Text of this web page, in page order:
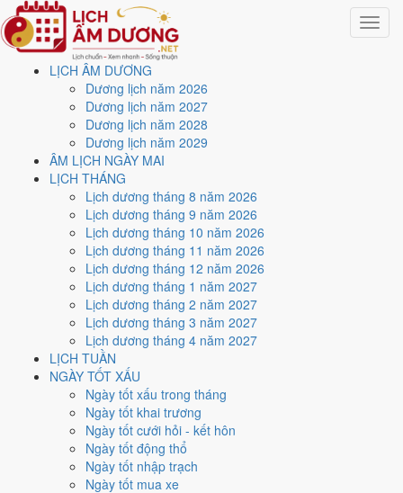
Toggle
LỊCH ÂM DƯƠNG
Dương lịch năm 2026
Dương lịch năm 2027
Dương lịch năm 2028
Dương lịch năm 2029
ÂM LỊCH NGÀY MAI
LỊCH THÁNG
Lịch dương tháng 8 năm 2026
Lịch dương tháng 9 năm 2026
Lịch dương tháng 10 năm 2026
Lịch dương tháng 11 năm 2026
Lịch dương tháng 12 năm 2026
Lịch dương tháng 1 năm 2027
Lịch dương tháng 2 năm 2027
Lịch dương tháng 3 năm 2027
Lịch dương tháng 4 năm 2027
LỊCH TUẦN
NGÀY TỐT XẤU
Ngày tốt xấu trong tháng
Ngày tốt khai trương
Ngày tốt cưới hỏi - kết hôn
Ngày tốt động thổ
Ngày tốt nhập trạch
Ngày tốt mua xe
Trang chủ
Công cụ
Tính cung mệnh
Tra cung phi Bát Trạch và
hướng hợp tuổi
Cập nhật: 31/07/2026
Cung mệnh, còn gọi là cung phi Bát Trạch, quyết định bạn thuộc
Đông tứ mệnh hayTây tứ mệnh, từ đó ra bốn hướng tốt và bốn
hướng xấu. Cùng một năm sinh nhưng nam và nữ ra cung khác nhau,
nên phải chọn đúng giới tính khi tra.
Chọn năm sinh và giới tính
Năm sinh dương lịch
Xem kết quả
Nam sinh năm 1996 (Bính Tý) - Cung